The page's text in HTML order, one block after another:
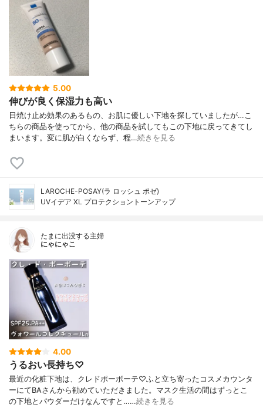
5.00
伸びが良く保湿力も高い
日焼け止め効果のあるもの、お肌に優しい下地を探していましたが…こ
ちらの商品を使ってから、他の商品を試してもこの下地に戻ってきてし
まいます。変に肌が白くならず、程…続きを見る
LAROCHE-POSAY(ラ ロッシュ ポゼ)
UVイデア XL プロテクショントーンアップ
たまに出没する主婦
にゃにゃこ
4.00
うるおい長持ち♡
最近の化粧下地は、クレドポーボーテ♡ふと立ち寄ったコスメカウンタ
ーにてBAさんから勧めていただきました。マスク生活の間はずっとこ
の下地とパウダーだけなんですと……続きを見る